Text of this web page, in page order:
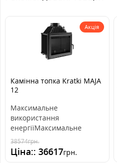
Акція
Камінна топка Kratki MAJA
12
Максимальне
використання
енергіїМаксимальне
використання тепла
завдяки щільно
розміщеним радіаторам ..
38574грн.
Ціна:: 36617грн.